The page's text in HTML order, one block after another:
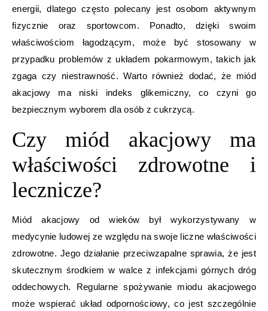
energii, dlatego często polecany jest osobom aktywnym
fizycznie oraz sportowcom. Ponadto, dzięki swoim
właściwościom łagodzącym, może być stosowany w
przypadku problemów z układem pokarmowym, takich jak
zgaga czy niestrawność. Warto również dodać, że miód
akacjowy ma niski indeks glikemiczny, co czyni go
bezpiecznym wyborem dla osób z cukrzycą.
Czy miód akacjowy ma
właściwości zdrowotne i
lecznicze?
Miód akacjowy od wieków był wykorzystywany w
medycynie ludowej ze względu na swoje liczne właściwości
zdrowotne. Jego działanie przeciwzapalne sprawia, że jest
skutecznym środkiem w walce z infekcjami górnych dróg
oddechowych. Regularne spożywanie miodu akacjowego
może wspierać układ odpornościowy, co jest szczególnie